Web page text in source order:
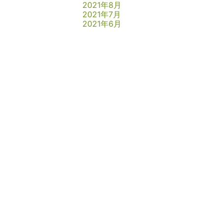
2021年8月
2021年7月
2021年6月